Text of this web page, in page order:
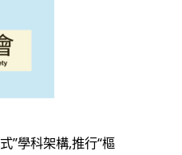
”學科架構,推行“樞